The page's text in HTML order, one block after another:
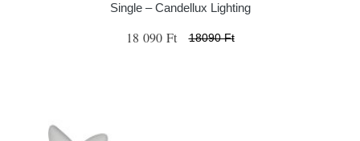
Single – Candellux Lighting
18 090 Ft 18090 Ft